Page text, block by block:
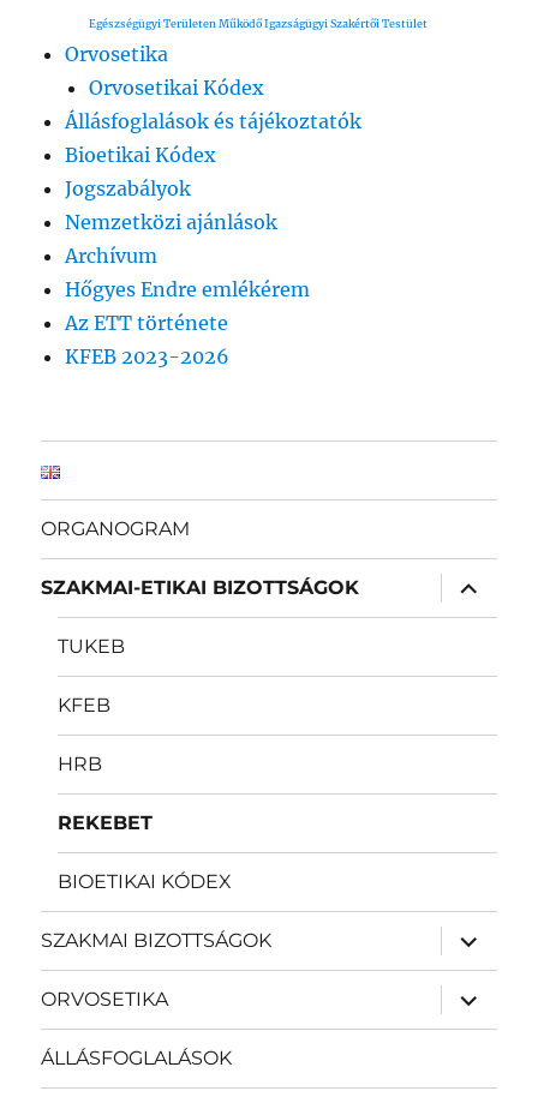
Egészségügyi Területen Működő Igazságügyi Szakértői Testület
Orvosetika
Orvosetikai Kódex
Állásfoglalások és tájékoztatók
Bioetikai Kódex
Jogszabályok
Nemzetközi ajánlások
Archívum
Hőgyes Endre emlékérem
Az ETT története
KFEB 2023-2026
ORGANOGRAM
SZAKMAI-ETIKAI BIZOTTSÁGOK
almenü
TUKEB
KFEB
HRB
REKEBET
BIOETIKAI KÓDEX
SZAKMAI BIZOTTSÁGOK
almenü
ORVOSETIKA
almenü
ÁLLÁSFOGLALÁSOK